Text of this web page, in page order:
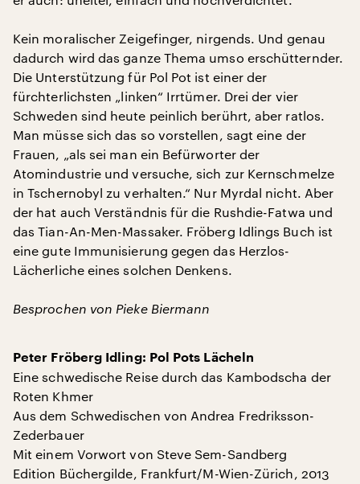
Kein moralischer Zeigefinger, nirgends. Und genau
dadurch wird das ganze Thema umso erschütternder.
Die Unterstützung für Pol Pot ist einer der
fürchterlichsten „linken“ Irrtümer. Drei der vier
Schweden sind heute peinlich berührt, aber ratlos.
Man müsse sich das so vorstellen, sagt eine der
Frauen, „als sei man ein Befürworter der
Atomindustrie und versuche, sich zur Kernschmelze
in Tschernobyl zu verhalten.“ Nur Myrdal nicht. Aber
der hat auch Verständnis für die Rushdie-Fatwa und
das Tian-An-Men-Massaker. Fröberg Idlings Buch ist
eine gute Immunisierung gegen das Herzlos-
Lächerliche eines solchen Denkens.
Besprochen von Pieke Biermann
Peter Fröberg Idling: Pol Pots Lächeln
Eine schwedische Reise durch das Kambodscha der
Roten Khmer
Aus dem Schwedischen von Andrea Fredriksson-
Zederbauer
Mit einem Vorwort von Steve Sem-Sandberg
Edition Büchergilde, Frankfurt/M-Wien-Zürich, 2013